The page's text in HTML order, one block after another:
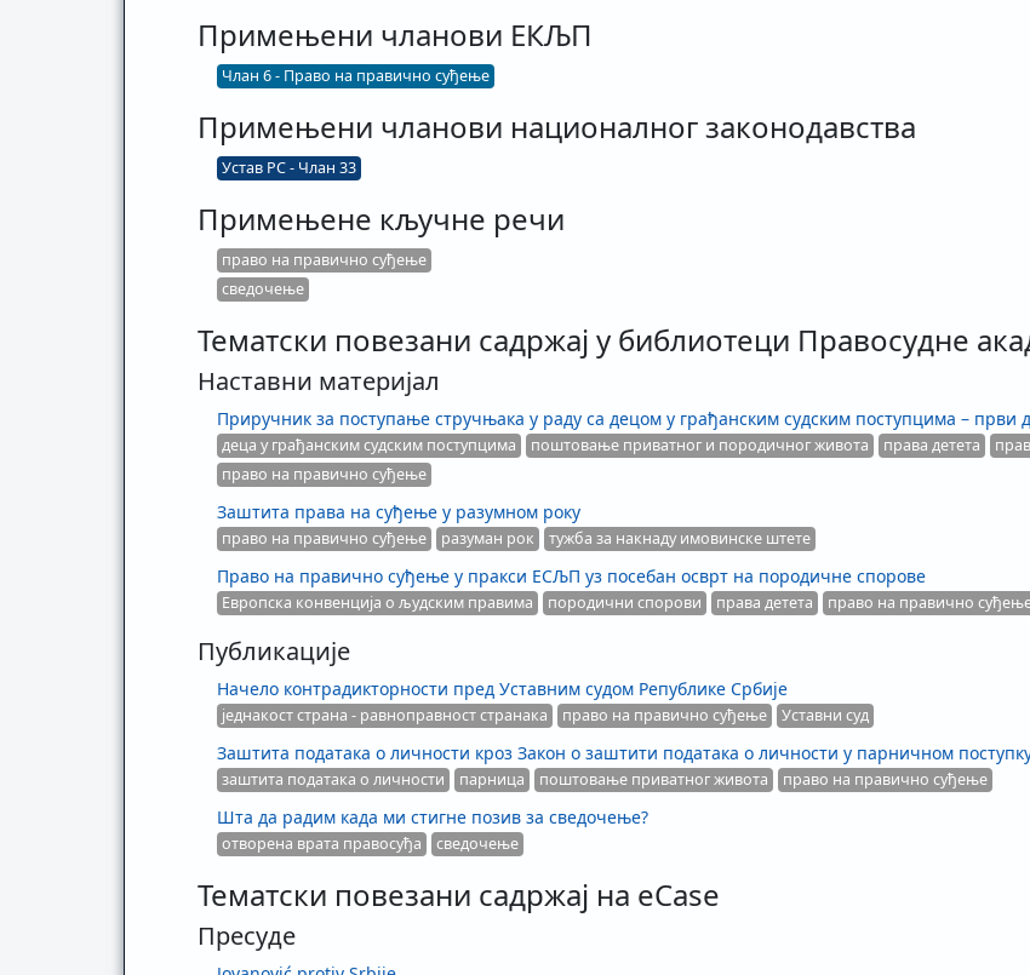
Примењени чланови ЕКЉП
Члан 6 - Право на правично суђење
Примењени чланови националног законодавства
Устав РС - Члан 33
Примењене кључне речи
право на правично суђење
сведочење
Тематски повезани садржај у библиотеци Правосудне
Наставни материјал
Приручник за поступање стручњака у раду са децом у грађанским судским поступцима – први
деца у грађанским судским поступцима поштовање приватног и породичног живота права детета
право на правично суђење
Заштита права на суђење у разумном року
право на правично суђење разуман рок тужба за накнаду имовинске штете
Право на правично суђење у пракси ЕСЉП уз посебан осврт на породичне спорове
Европска конвенција о људским правима породични спорови права детета право на правично
Публикације
Начело контрадикторности пред Уставним судом Републике Србије
једнакост страна - равноправност странака право на правично суђење Уставни суд
Заштита података о личности кроз Закон о заштити података о личности у парничном
заштита података о личности парница поштовање приватног живота право на правично суђење
Шта да радим када ми стигне позив за сведочење?
отворена врата правосуђа сведочење
Тематски повезани садржај на eCase
Пресуде